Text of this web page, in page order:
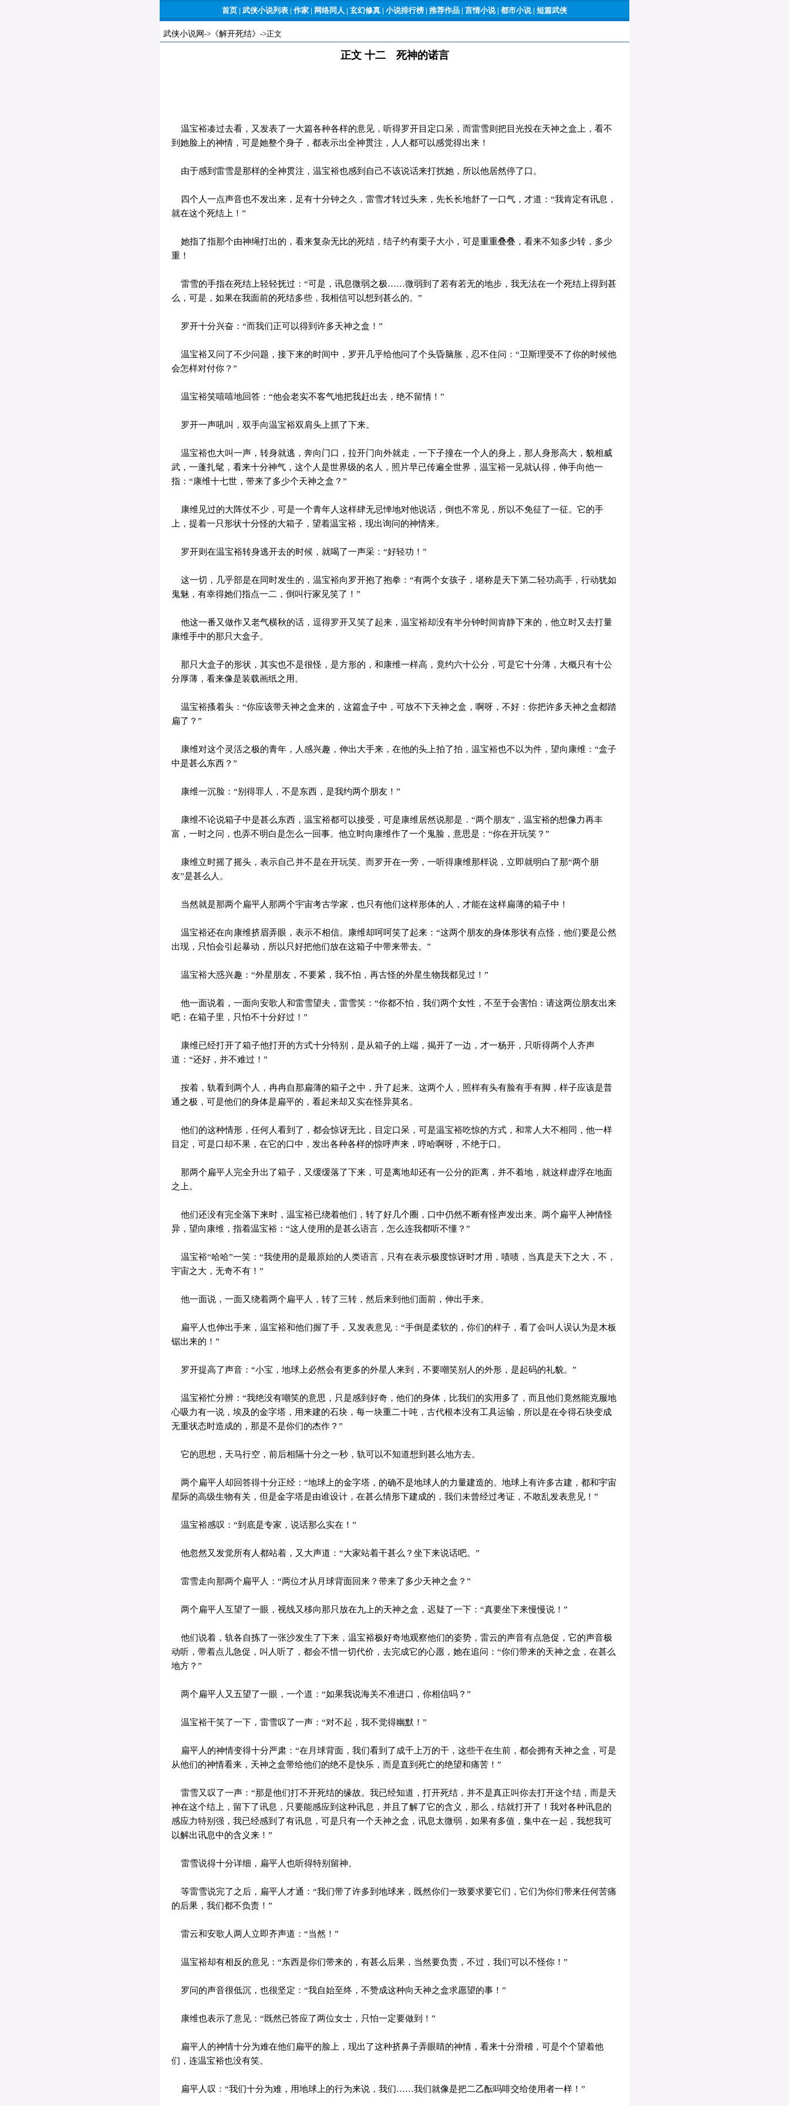
首页 | 武侠小说列表 | 作家 | 网络同人 | 玄幻修真 | 小说排行榜 | 推荐作品 | 言情小说| 都市小说 | 短篇武侠
武侠小说网 -> 《解开死结》 ->正文
正文 十二 死神的诺言
温宝裕凑过去看，又发表了一大篇各种各样的意见，听得罗开目定口呆，而雷雪则把目光投在天神之盒上，看不
到她脸上的神情，可是她整个身子，都表示出全神贯注，人人都可以感觉得出来！
由于感到雷雪是那样的全神贯注，温宝裕也感到自己不该说话来打扰她，所以他居然停了口。
四个人一点声音也不发出来，足有十分钟之久，雷雪才转过头来，先长长地舒了一口气，才道：“我肯定有讯息，
就在这个死结上！”
她指了指那个由神绳打出的，看来复杂无比的死结，结子约有栗子大小，可是重重叠叠，看来不知多少转，多少
重！
雷雪的手指在死结上轻轻抚过：“可是，讯息微弱之极……微弱到了若有若无的地步，我无法在一个死结上得到甚
么，可是，如果在我面前的死结多些，我相信可以想到甚么的。”
罗开十分兴奋：“而我们正可以得到许多天神之盒！”
温宝裕又问了不少问题，接下来的时间中，罗开几乎给他问了个头昏脑胀，忍不住问：“卫斯理受不了你的时候他
会怎样对付你？”
温宝裕笑嘻嘻地回答：“他会老实不客气地把我赶出去，绝不留情！”
罗开一声吼叫，双手向温宝裕双肩头上抓了下来。
温宝裕也大叫一声，转身就逃，奔向门口，拉开门向外就走，一下子撞在一个人的身上，那人身形高大，貌相威
武，一蓬扎髦，看来十分神气，这个人是世界级的名人，照片早已传遍全世界，温宝裕一见就认得，伸手向他一
指：“康维十七世，带来了多少个天神之盒？”
康维见过的大阵仗不少，可是一个青年人这样肆无忌惮地对他说话，倒也不常见，所以不免征了一征。它的手
上，提着一只形状十分怪的大箱子，望着温宝裕，现出询问的神情来。
罗开则在温宝裕转身逃开去的时候，就喝了一声采：“好轻功！”
这一切，几乎部是在同时发生的，温宝裕向罗开抱了抱拳：“有两个女孩子，堪称是天下第二轻功高手，行动犹如
鬼魅，有幸得她们指点一二，倒叫行家见笑了！”
他这一番又做作又老气横秋的话，逗得罗开又笑了起来，温宝裕却没有半分钟时间肯静下来的，他立时又去打量
康维手中的那只大盒子。
那只大盒子的形状，其实也不是很怪，是方形的，和康维一样高，竟约六十公分，可是它十分薄，大概只有十公
分厚薄，看来像是装载画纸之用。
温宝裕搔着头：“你应该带天神之盒来的，这篇盒子中，可放不下天神之盒，啊呀，不好：你把许多天神之盒都踏
扁了？”
康维对这个灵活之极的青年，人感兴趣，伸出大手来，在他的头上拍了拍，温宝裕也不以为件，望向康维：“盒子
中是甚么东西？”
康维一沉脸：“别得罪人，不是东西，是我约两个朋友！”
康维不论说箱子中是甚么东西，温宝裕都可以接受，可是康维居然说那是．“两个朋友”，温宝裕的想像力再丰
富，一时之问，也弄不明白是怎么一回事。他立时向康维作了一个鬼脸，意思是：“你在开玩笑？”
康维立时摇了摇头，表示自己并不是在开玩笑。而罗开在一旁，一听得康维那样说，立即就明白了那“两个朋
友”是甚么人。
当然就是那两个扁平人那两个宇宙考古学家，也只有他们这样形体的人，才能在这样扁薄的箱子中！
温宝裕还在向康维挤眉弄眼，表示不相信。康维却呵呵笑了起来：“这两个朋友的身体形状有点怪，他们要是公然
出现，只怕会引起暴动，所以只好把他们放在这箱子中带来带去。”
温宝裕大惑兴趣：“外星朋友，不要紧，我不怕，再古怪的外星生物我都见过！”
他一面说着，一面向安歌人和雷雪望夫，雷雪笑：“你都不怕，我们两个女性，不至于会害怕：请这两位朋友出来
吧：在箱子里，只怕不十分好过！”
康维已经打开了箱子他打开的方式十分特别，是从箱子的上端，揭开了一边，才一杨开，只听得两个人齐声
道：“还好，并不难过！”
按着，轨看到两个人，冉冉自那扁薄的箱子之中，升了起来。这两个人，照样有头有脸有手有脚，样子应该是普
通之极，可是他们的身体是扁平的，看起来却又实在怪异莫名。
他们的这种情形，任何人看到了，都会惊讶无比，目定口呆，可是温宝裕吃惊的方式，和常人大不相同，他一样
目定，可是口却不果，在它的口中，发出各种各样的惊呼声来，哼哈啊呀，不绝于口。
那两个扁平人完全升出了箱子，又缓缓落了下来，可是离地却还有一公分的距离，并不着地，就这样虚浮在地面
之上。
他们还没有完全落下来时，温宝裕已绕着他们，转了好几个圈，口中仍然不断有怪声发出来。两个扁平人神情怪
异，望向康维，指着温宝裕：“这人使用的是甚么语言，怎么连我都听不懂？”
温宝裕“哈哈”一笑：“我使用的是最原始的人类语言，只有在表示极度惊讶时才用，啧啧，当真是天下之大，不，
宇宙之大，无奇不有！”
他一面说，一面又绕着两个扁平人，转了三转，然后来到他们面前，伸出手来。
扁平人也伸出手来，温宝裕和他们握了手，又发表意见：“手倒是柔软的，你们的样子，看了会叫人误认为是木板
锯出来的！”
罗开提高了声音：“小宝，地球上必然会有更多的外星人来到，不要嘲笑别人的外形，是起码的礼貌。”
温宝裕忙分辨：“我绝没有嘲笑的意思，只是感到好奇，他们的身体，比我们的实用多了，而且他们竟然能克服地
心吸力有一说，埃及的金字塔，用来建的石块，每一块重二十吨，古代根本没有工具运输，所以是在令得石块变成
无重状态时造成的，那是不是你们的杰作？”
它的思想，天马行空，前后相隔十分之一秒，轨可以不知道想到甚么地方去。
两个扁平人却回答得十分正经：“地球上的金字塔，的确不是地球人的力量建造的。地球上有许多古建，都和宇宙
星际的高级生物有关，但是金字塔是由谁设计，在甚么情形下建成的，我们未曾经过考证，不敢乱发表意见！”
温宝裕感叹：“到底是专家，说话那么实在！”
他忽然又发觉所有人都站着，又大声道：“大家站着干甚么？坐下来说话吧。”
雷雪走向那两个扁平人：“两位才从月球背面回来？带来了多少天神之盒？”
两个扁平人互望了一眼，视线又移向那只放在九上的天神之盒，迟疑了一下：“真要坐下来慢慢说！”
他们说着，轨各自拣了一张沙发生了下来，温宝裕极好奇地观察他们的姿势，雷云的声音有点急促，它的声音极
动听，带着点儿急促，叫人听了，都会不惜一切代价，去完成它的心愿，她在追问：“你们带来的天神之盒，在甚么
地方？”
两个扁平人又五望了一眼，一个道：“如果我说海关不准进口，你相信吗？”
温宝裕干笑了一下，雷雪叹了一声：“对不起，我不觉得幽默！”
扁平人的神情变得十分严肃：“在月球背面，我们看到了成千上万的干，这些干在生前，都会拥有天神之盒，可是
从他们的神情看来，天神之盒带给他们的绝不是快乐，而是直到死亡的绝望和痛苦！”
雷雪又叹了一声：“那是他们打不开死结的缘故。我已经知道，打开死结，并不是真正叫你去打开这个结，而是天
神在这个结上，留下了讯息，只要能感应到这种讯息，并且了解了它的含义，那么，结就打开了！我对各种讯息的
感应力特别强，我已经感到了有讯息，可是只有一个天神之盒，讯息太微弱，如果有多值，集中在一起，我想我可
以解出讯息中的含义来！”
雷雪说得十分详细，扁平人也听得特别留神。
等雷雪说完了之后，扁平人才通：“我们带了许多到地球来，既然你们一致要求要它们，它们为你们带来任何苦痛
的后果，我们都不负责！”
雷云和安歌人两人立即齐声道：“当然！”
温宝裕却有相反的意见：“东西是你们带来的，有甚么后果，当然要负责，不过，我们可以不怪你！”
罗问的声音很低沉，也很坚定：“我自始至终，不赞成这种向天神之盒求愿望的事！”
康维也表示了意见：“既然已答应了两位女士，只怕一定要做到！”
扁平人的神情十分为难在他们扁平的脸上，现出了这种挤鼻子弄眼睛的神情，看来十分滑稽，可是个个望着他
们，连温宝裕也没有笑。
扁平人叹：“我们十分为难，用地球上的行为来说，我们……我们就像是把二乙酝吗啡交给使用者一样！”